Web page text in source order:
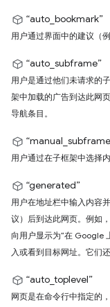
“auto_bookmark”
用户通过界面中的建议（
“auto_subframe”
用户是通过他们未请求的
架中加载的广告到达此网
导航条目。
用户通过在子框架中选择
“generated”
用户在地址栏中输入内容
议）后到达此网页。例如
向用户显示为“在 Google
入或看到目标网址。它们
“auto_toplevel”
网页是在命令行中指定的